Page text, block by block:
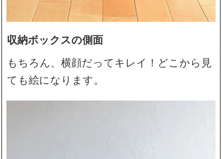
収納ボックスの側面
もちろん、横顔だってキレイ！どこから見
ても絵になります。